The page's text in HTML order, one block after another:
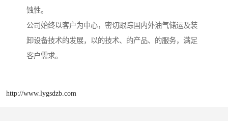
蚀性。
公司始终以客户为中心，密切跟踪国内外油气储运及装
卸设备技术的发展，以的技术、的产品、的服务，满足
客户需求。
http://www.lygsdzb.com